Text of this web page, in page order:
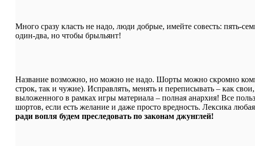
Mного сразу класть не надо, люди добрые, имейте совесть: пять-
один-два, но чтобы брыльянт!
Название возможно, но можно не надо. Шорты можно скромно
строк, так и чужие). Исправлять, менять и переписывать – как
выложенного в рамках игры материала – полная анархия! Все
шортов, если есть желание и даже просто вредность. Лексика
ради вопля будем преследовать по законам джунглей!